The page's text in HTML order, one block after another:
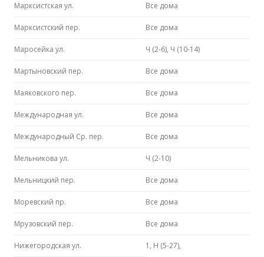
Марксистская ул. Все дома
Марксистский пер. Все дома
Маросейка ул. Ч (2-6), Ч (10-14)
Мартыновский пер. Все дома
Маяковского пер. Все дома
Международная ул. Все дома
Международный Ср. пер. Все дома
Мельникова ул. Ч (2-10)
Мельницкий пер. Все дома
Моревский пр. Все дома
Мрузовский пер. Все дома
Нижегородская ул. 1, Н (5-27),